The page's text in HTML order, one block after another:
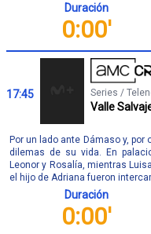
Duración
0:00'
17:45 Series /
Valle
Por un lado ante Dámaso y,
dilemas de su vida. En
Leonor y Rosalía, mientras
el hijo de Adriana fueron
Duración
0:00'